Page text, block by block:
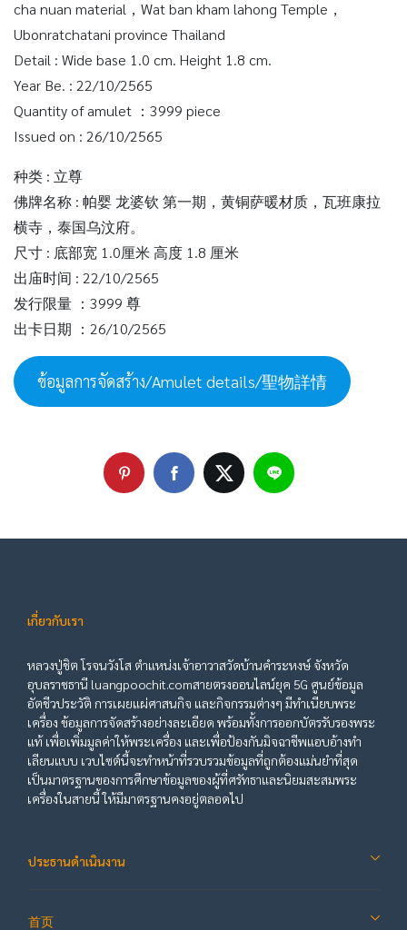
cha nuan material，Wat ban kham lahong Temple，
Ubonratchatani province Thailand
Detail : Wide base 1.0 cm. Height 1.8 cm.
Year Be. : 22/10/2565
Quantity of amulet ：3999 piece
Issued on : 26/10/2565
种类 : 立尊
佛牌名称 : 帕婴 龙婆钦 第一期，黄铜萨暖材质，瓦班康拉
横寺，泰国乌汶府。
尺寸 : 底部宽 1.0厘米 高度 1.8 厘米
出庙时间 : 22/10/2565
发行限量 ：3999 尊
出卡日期 ：26/10/2565
ข้อมูลการจัดสร้าง/Amulet details/聖物詳情
เกี่ยวกับเรา
หลวงปู่ชิต โรจนวังโส ตำแหน่งเจ้าอาวาสวัดบ้านคำระหงษ์ จังหวัด
อุบลราชธานี luangpoochit.comสายตรงออนไลน์ยุค 5G ศูนย์ข้อมูล
อัตชีวประวัติ การเผยแผ่ศาสนกิจ และกิจกรรมต่างๆ มีทำเนียบพระ
เครื่อง ข้อมูลการจัดสร้างอย่างละเอียด พร้อมทั้งการออกบัตรรับรองพระ
แท้ เพื่อเพิ่มมูลค่าให้พระเครื่อง และเพื่อป้องกันมิจฉาชีพแอบอ้างทำ
เลียนแบบ เวบไซต์นี้จะทำหน้าที่รวบรวมข้อมูลที่ถูกต้องแม่นยำที่สุด
เป็นมาตรฐานของการศึกษาข้อมูลของผู้ที่ศรัทธาและนิยมสะสมพระ
เครื่องในสายนี้ ให้มีมาตรฐานคงอยู่ตลอดไป
ประธานดำเนินงาน
首页